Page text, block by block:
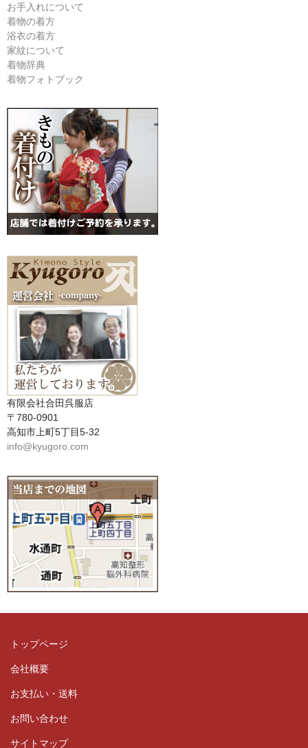
お手入れについて
着物の着方
浴衣の着方
家紋について
着物辞典
着物フォトブック
有限会社合田呉服店
〒780-0901
高知市上町5丁目5-32
info@kyugoro.com
トップページ
会社概要
お支払い・送料
お問い合わせ
サイトマップ